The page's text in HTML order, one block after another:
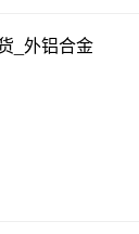
_外铝合金